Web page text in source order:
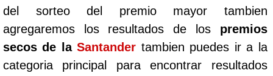
del sorteo del premio mayor tambien
agregaremos los resultados de los premios
secos de laSantander tambien puedes ir a la
categoria principal para encontrar resultados